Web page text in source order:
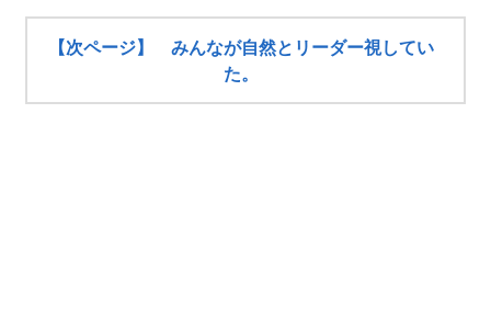
【次ページ】 みんなが自然とリーダー視してい
た。